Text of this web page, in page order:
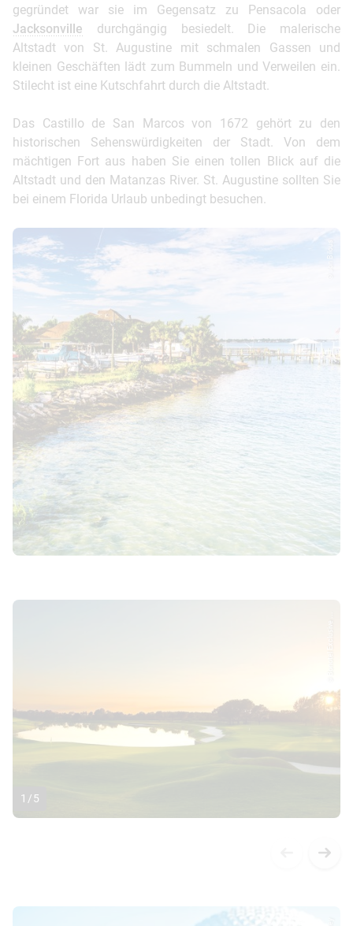
gegründet war sie im Gegensatz zu Pensacola oder
Jacksonville durchgängig besiedelt. Die malerische
Altstadt von St. Augustine mit schmalen Gassen und
kleinen Geschäften lädt zum Bummeln und Verweilen ein.
Stilecht ist eine Kutschfahrt durch die Altstadt.
Das Castillo de San Marcos von 1672 gehört zu den
historischen Sehenswürdigkeiten der Stadt. Von dem
mächtigen Fort aus haben Sie einen tollen Blick auf die
Altstadt und den Matanzas River. St. Augustine sollten Sie
bei einem Florida Urlaub unbedingt besuchen.
© Jon Bilous
1 /5